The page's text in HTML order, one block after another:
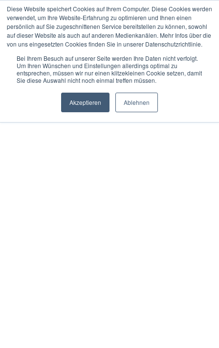
Diese Website speichert Cookies auf Ihrem Computer. Diese Cookies werden
verwendet, um Ihre Website-Erfahrung zu optimieren und Ihnen einen
persönlich auf Sie zugeschnittenen Service bereitstellen zu können, sowohl
auf dieser Website als auch auf anderen Medienkanälen. Mehr Infos über die
von uns eingesetzten Cookies finden Sie in unserer Datenschutzrichtlinie.
Bei Ihrem Besuch auf unserer Seite werden Ihre Daten nicht verfolgt.
Um Ihren Wünschen und Einstellungen allerdings optimal zu
entsprechen, müssen wir nur einen klitzekleinen Cookie setzen, damit
Sie diese Auswahl nicht noch einmal treffen müssen.
Akzeptieren Ablehnen